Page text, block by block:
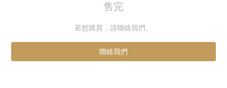
售完
若想購買，請聯絡我們。
聯絡我們